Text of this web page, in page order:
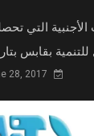
الأجنبية التي
بقابس بتاريخ 15/08/